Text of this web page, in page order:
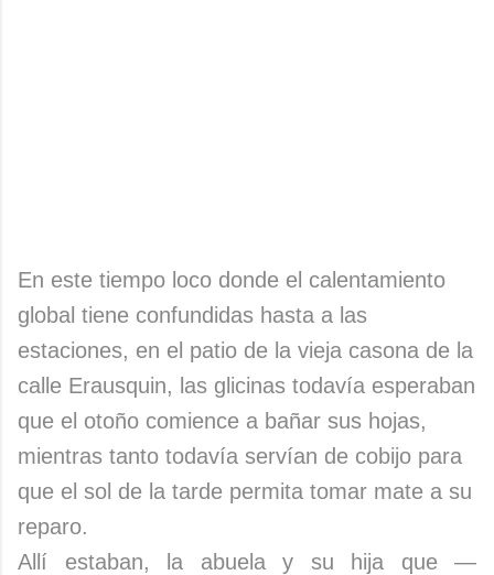
En este tiempo loco donde el calentamiento
global tiene confundidas hasta a las
estaciones, en el patio de la vieja casona de la
calle Erausquin, las glicinas todavía esperaban
que el otoño comience a bañar sus hojas,
mientras tanto todavía servían de cobijo para
que el sol de la tarde permita tomar mate a su
reparo.
Allí estaban, la abuela y su hija que —